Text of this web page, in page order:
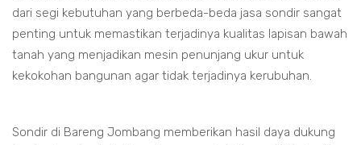
dari segi kebutuhan yang berbeda-beda jasa sondir sangat
penting untuk memastikan terjadinya kualitas lapisan bawah
tanah yang menjadikan mesin penunjang ukur untuk
kekokohan bangunan agar tidak terjadinya kerubuhan.
Sondir di Bareng Jombang memberikan hasil daya dukung